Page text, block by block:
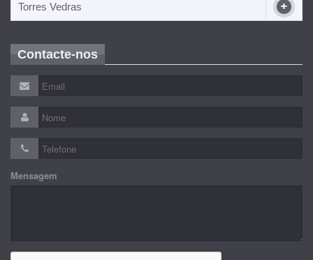
Torres Vedras
Contacte-nos
Mensagem